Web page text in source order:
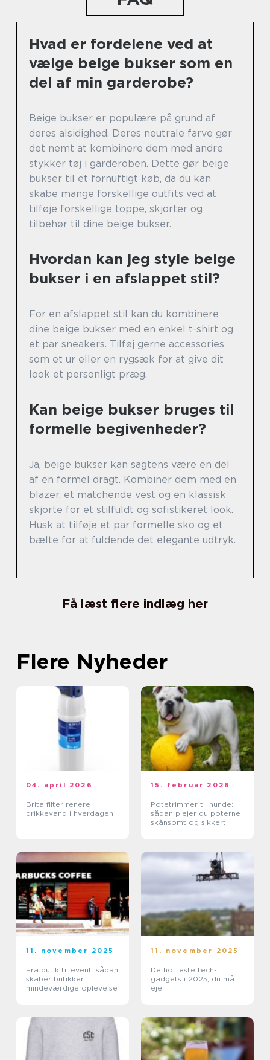
Hvad er fordelene ved at
vælge beige bukser som en
del af min garderobe?
Beige bukser er populære på grund af
deres alsidighed. Deres neutrale farve gør
det nemt at kombinere dem med andre
stykker tøj i garderoben. Dette gør beige
bukser til et fornuftigt køb, da du kan
skabe mange forskellige outfits ved at
tilføje forskellige toppe, skjorter og
tilbehør til dine beige bukser.
Hvordan kan jeg style beige
bukser i en afslappet stil?
For en afslappet stil kan du kombinere
dine beige bukser med en enkel t-shirt og
et par sneakers. Tilføj gerne accessories
som et ur eller en rygsæk for at give dit
look et personligt præg.
Kan beige bukser bruges til
formelle begivenheder?
Ja, beige bukser kan sagtens være en del
af en formel dragt. Kombiner dem med en
blazer, et matchende vest og en klassisk
skjorte for et stilfuldt og sofistikeret look.
Husk at tilføje et par formelle sko og et
bælte for at fuldende det elegante udtryk.
Få læst flere indlæg her
Flere Nyheder
04. april 2026
Brita filter renere
drikkevand i hverdagen
15. februar 2026
Potetrimmer til hunde:
sådan plejer du poterne
skånsomt og sikkert
11. november 2025
Fra butik til event: sådan
skaber butikker
mindeværdige oplevelse
11. november 2025
De hotteste tech-
gadgets i 2025, du må
eje